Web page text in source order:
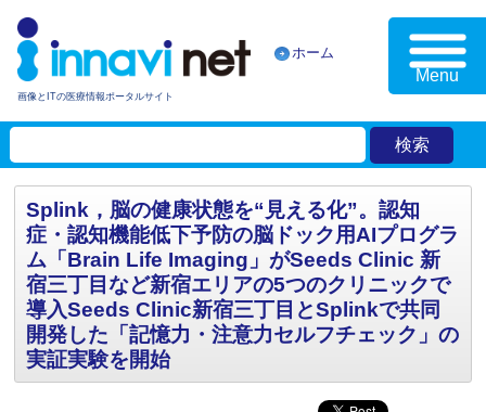
画像とITの医療情報ポータルサイト
ホーム
Menu
Splink，脳の健康状態を“見える化”。認知
症・認知機能低下予防の脳ドック用AIプログラ
ム「Brain Life Imaging」がSeeds Clinic 新
宿三丁目など新宿エリアの5つのクリニックで
導入Seeds Clinic新宿三丁目とSplinkで共同
開発した「記憶力・注意力セルフチェック」の
実証実験を開始